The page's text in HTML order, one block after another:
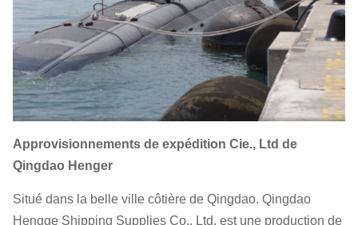
Approvisionnements de expédition Cie., Ltd de
Qingdao Henger
Situé dans la belle ville côtière de Qingdao. Qingdao
Hengge Shipping Supplies Co., Ltd. est une production de